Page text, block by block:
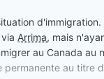
d'immigration.
Arrima, mais
au Canada au
au titre